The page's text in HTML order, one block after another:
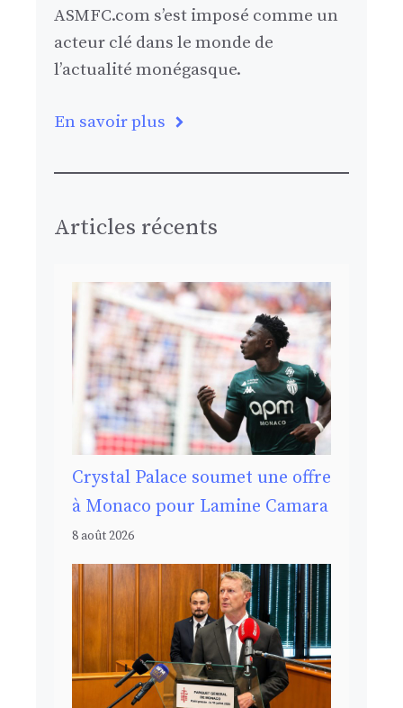
ASMFC.com s’est imposé comme un
acteur clé dans le monde de
l’actualité monégasque.
En savoir plus
Articles récents
Crystal Palace soumet une offre
à Monaco pour Lamine Camara
8 août 2026